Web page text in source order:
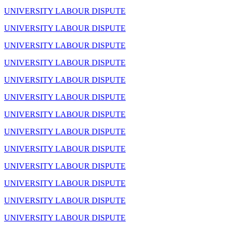
UNIVERSITY LABOUR DISPUTE
UNIVERSITY LABOUR DISPUTE
UNIVERSITY LABOUR DISPUTE
UNIVERSITY LABOUR DISPUTE
UNIVERSITY LABOUR DISPUTE
UNIVERSITY LABOUR DISPUTE
UNIVERSITY LABOUR DISPUTE
UNIVERSITY LABOUR DISPUTE
UNIVERSITY LABOUR DISPUTE
UNIVERSITY LABOUR DISPUTE
UNIVERSITY LABOUR DISPUTE
UNIVERSITY LABOUR DISPUTE
UNIVERSITY LABOUR DISPUTE